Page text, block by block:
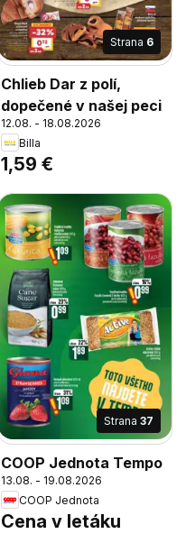
Strana 6
Chlieb Dar z polí,
dopečené v našej peci
12.08. - 18.08.2026
Billa
1,59 €
Strana 37
COOP Jednota Tempo
13.08. - 19.08.2026
COOP Jednota
Cena v letáku